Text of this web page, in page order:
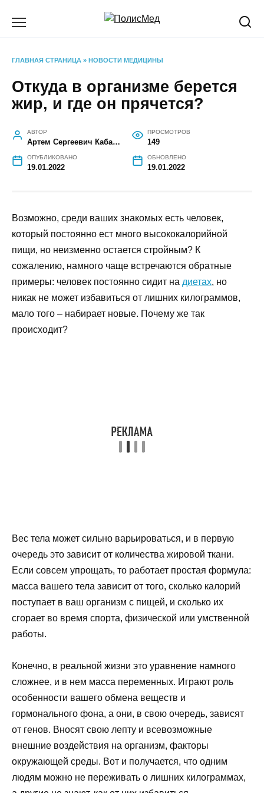
ГЛАВНАЯ СТРАНИЦА » НОВОСТИ МЕДИЦИНЫ
Откуда в организме берется
жир, и где он прячется?
АВТОР
Артем Сергеевич Кабанов
ПРОСМОТРОВ
149
ОПУБЛИКОВАНО
19.01.2022
ОБНОВЛЕНО
19.01.2022
Возможно, среди ваших знакомых есть человек,
который постоянно ест много высококалорийной
пищи, но неизменно остается стройным? К
сожалению, намного чаще встречаются обратные
примеры: человек постоянно сидит на диетах, но
никак не может избавиться от лишних килограммов,
мало того – набирает новые. Почему же так
происходит?
Вес тела может сильно варьироваться, и в первую
очередь это зависит от количества жировой ткани.
Если совсем упрощать, то работает простая формула:
масса вашего тела зависит от того, сколько калорий
поступает в ваш организм с пищей, и сколько их
сгорает во время спорта, физической или умственной
работы.
Конечно, в реальной жизни это уравнение намного
сложнее, и в нем масса переменных. Играют роль
особенности вашего обмена веществ и
гормонального фона, а они, в свою очередь, зависят
от генов. Вносят свою лепту и всевозможные
внешние воздействия на организм, факторы
окружающей среды. Вот и получается, что одним
людям можно не переживать о лишних килограммах,